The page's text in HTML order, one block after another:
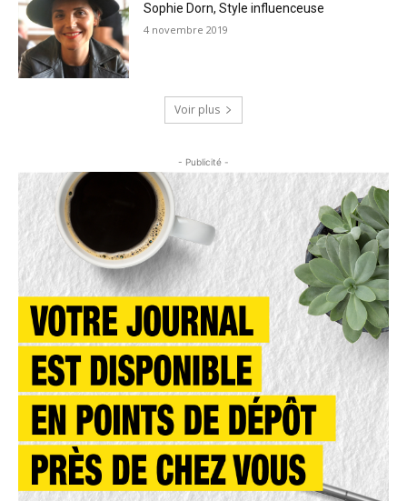
Sophie Dorn, Style influenceuse
4 novembre 2019
Voir plus
- Publicité -